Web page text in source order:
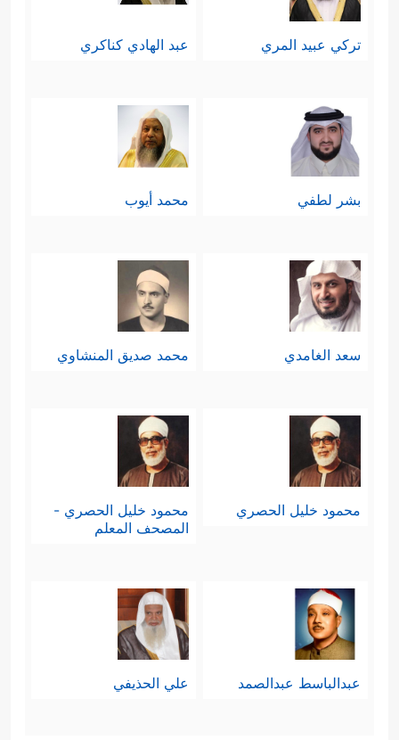
تركي عبيد المري عبد الهادي كناكري
بشر لطفي محمد أيوب
سعد الغامدي محمد صديق المنشاوي
محمود خليل الحصري
محمود خليل الحصري -
المصحف المعلم
عبدالباسط عبدالصمد علي الحذيفي